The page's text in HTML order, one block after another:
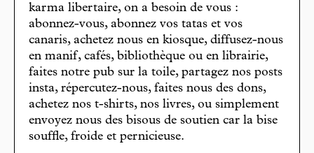
karma libertaire, on a besoin de vous :
abonnez-vous, abonnez vos tatas et vos
canaris, achetez nous en kiosque, diffusez-nous
en manif, cafés, bibliothèque ou en librairie,
faites notre pub sur la toile, partagez nos posts
insta, répercutez-nous, faites nous des dons,
achetez nos t-shirts, nos livres, ou simplement
envoyez nous des bisous de soutien car la bise
souffle, froide et pernicieuse.